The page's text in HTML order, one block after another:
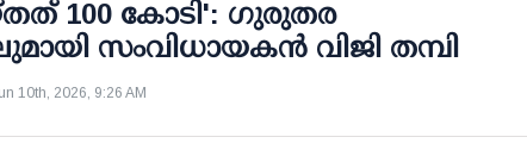
100 കോടി': ഗുരുതര
സംവിധായകന്‍ വിജി തമ്പി
10th, 2026, 9:26 AM